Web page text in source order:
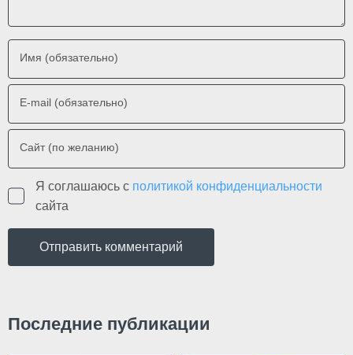
Имя (обязательно)
E-mail (обязательно)
Сайт (по желанию)
Я соглашаюсь с политикой конфиденциальности
сайта
Последние публикации